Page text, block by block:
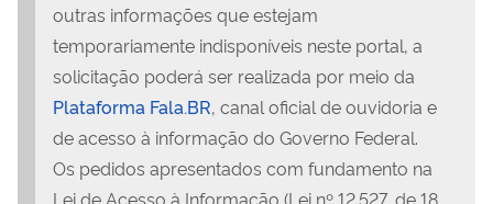
outras informações que estejam
temporariamente indisponíveis neste portal, a
solicitação poderá ser realizada por meio da
Plataforma Fala.BR, canal oficial de ouvidoria e
de acesso à informação do Governo Federal.
Os pedidos apresentados com fundamento na
Lei de Acesso à Informação (Lei nº 12.527, de 18